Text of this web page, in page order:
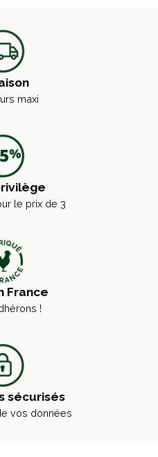
maxi
le prix de 3
France
!
sécurisés
vos données